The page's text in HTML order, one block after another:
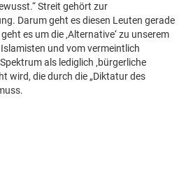
Streit gehört zur
Darum geht es diesen Leuten gerade
es um die ‚Alternative‘ zu unserem
und vom vermeintlich
als lediglich ‚bürgerliche
wird, die durch die „Diktatur des